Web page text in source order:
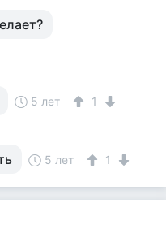
5 лет 1
5 лет 1